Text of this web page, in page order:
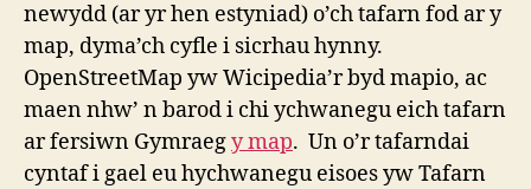
newydd (ar yr hen estyniad) o’ch tafarn fod ar y
map, dyma’ch cyfle i sicrhau hynny.
OpenStreetMap yw Wicipedia’r byd mapio, ac
maen nhw’ n barod i chi ychwanegu eich tafarn
ar fersiwn Gymraegy map. Un o’r tafarndai
cyntaf i gael eu hychwanegu eisoes yw Tafarn